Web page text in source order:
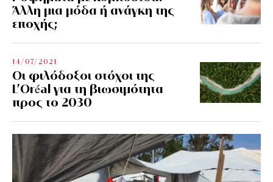
Άλλη μια μόδα ή ανάγκη της
εποχής;
14/07/2021
Οι φιλόδοξοι στόχοι της
L’Oréal για τη βιωσιμότητα
προς το 2030